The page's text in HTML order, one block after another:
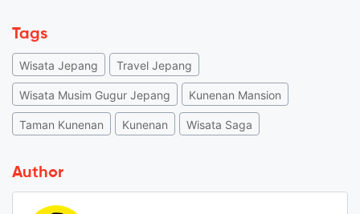
Tags
Wisata Jepang Travel Jepang
Wisata Musim Gugur Jepang Kunenan Mansion
Taman Kunenan Kunenan Wisata Saga
Author